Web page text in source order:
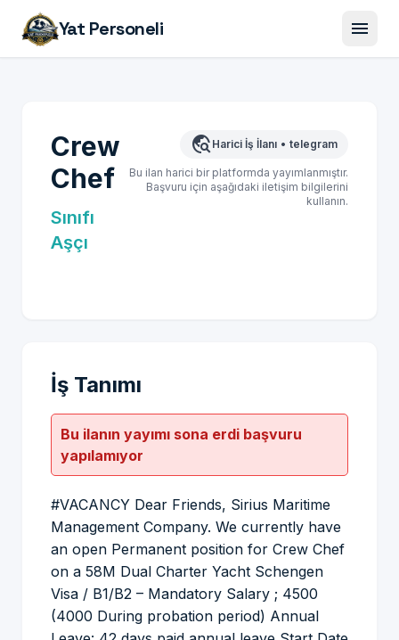
Yat Personeli menu
Crew
Chef
Sınıfı
Aşçı
travel_explore Harici İş İlanı • telegram
Bu ilan harici bir platformda yayımlanmıştır.
Başvuru için aşağıdaki iletişim bilgilerini
kullanın.
İş Tanımı
Bu ilanın yayımı sona erdi başvuru
yapılamıyor
#VACANCY Dear Friends, Sirius Maritime
Management Company. We currently have
an open Permanent position for Crew Chef
on a 58M Dual Charter Yacht Schengen
Visa / B1/B2 – Mandatory Salary ; 4500
(4000 During probation period) Annual